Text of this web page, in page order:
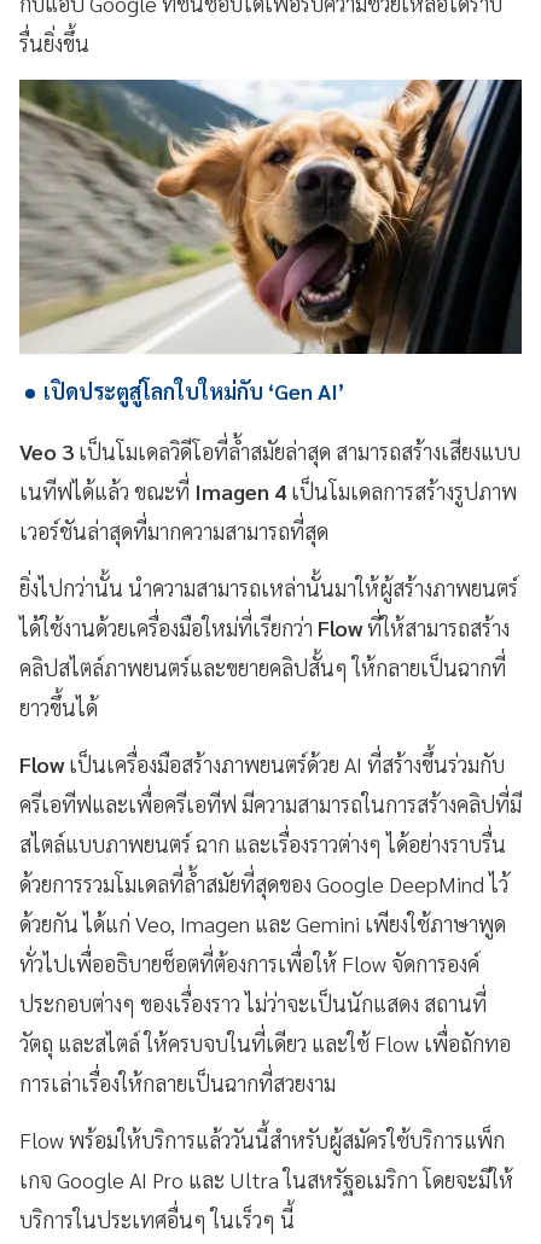
รื่นยิ่งขึ้น
เปิดประตูสู่โลกใบใหม่กับ ‘Gen AI’
Veo 3 เป็นโมเดลวิดีโอที่ล้ำสมัยล่าสุด สามารถสร้างเสียงแบบ
เนทีฟได้แล้ว ขณะที่ Imagen 4 เป็นโมเดลการสร้างรูปภาพ
เวอร์ชันล่าสุดที่มากความสามารถที่สุด
ยิ่งไปกว่านั้น นำความสามารถเหล่านั้นมาให้ผู้สร้างภาพยนตร์
ได้ใช้งานด้วยเครื่องมือใหม่ที่เรียกว่า Flowที่ให้สามารถสร้าง
คลิปสไตล์ภาพยนตร์และขยายคลิปสั้นๆ ให้กลายเป็นฉากที่
ยาวขึ้นได้
Flowเป็นเครื่องมือสร้างภาพยนตร์ด้วย AI ที่สร้างขึ้นร่วมกับ
ครีเอทีฟและเพื่อครีเอทีฟ มีความสามารถในการสร้างคลิปที่มี
สไตล์แบบภาพยนตร์ ฉาก และเรื่องราวต่างๆ ได้อย่างราบรื่น
ด้วยการรวมโมเดลที่ล้ำสมัยที่สุดของ Google DeepMind ไว้
ด้วยกัน ได้แก่ Veo, Imagen และ Gemini เพียงใช้ภาษาพูด
ทั่วไปเพื่ออธิบายช็อตที่ต้องการเพื่อให้ Flow จัดการองค์
ประกอบต่างๆ ของเรื่องราว ไม่ว่าจะเป็นนักแสดง สถานที่
วัตถุ และสไตล์ ให้ครบจบในที่เดียว และใช้ Flow เพื่อถักทอ
การเล่าเรื่องให้กลายเป็นฉากที่สวยงาม
Flow พร้อมให้บริการแล้ววันนี้สำหรับผู้สมัครใช้บริการแพ็ก
เกจ Google AI Pro และ Ultra ในสหรัฐอเมริกา โดยจะมีให้
บริการในประเทศอื่นๆ ในเร็วๆ นี้